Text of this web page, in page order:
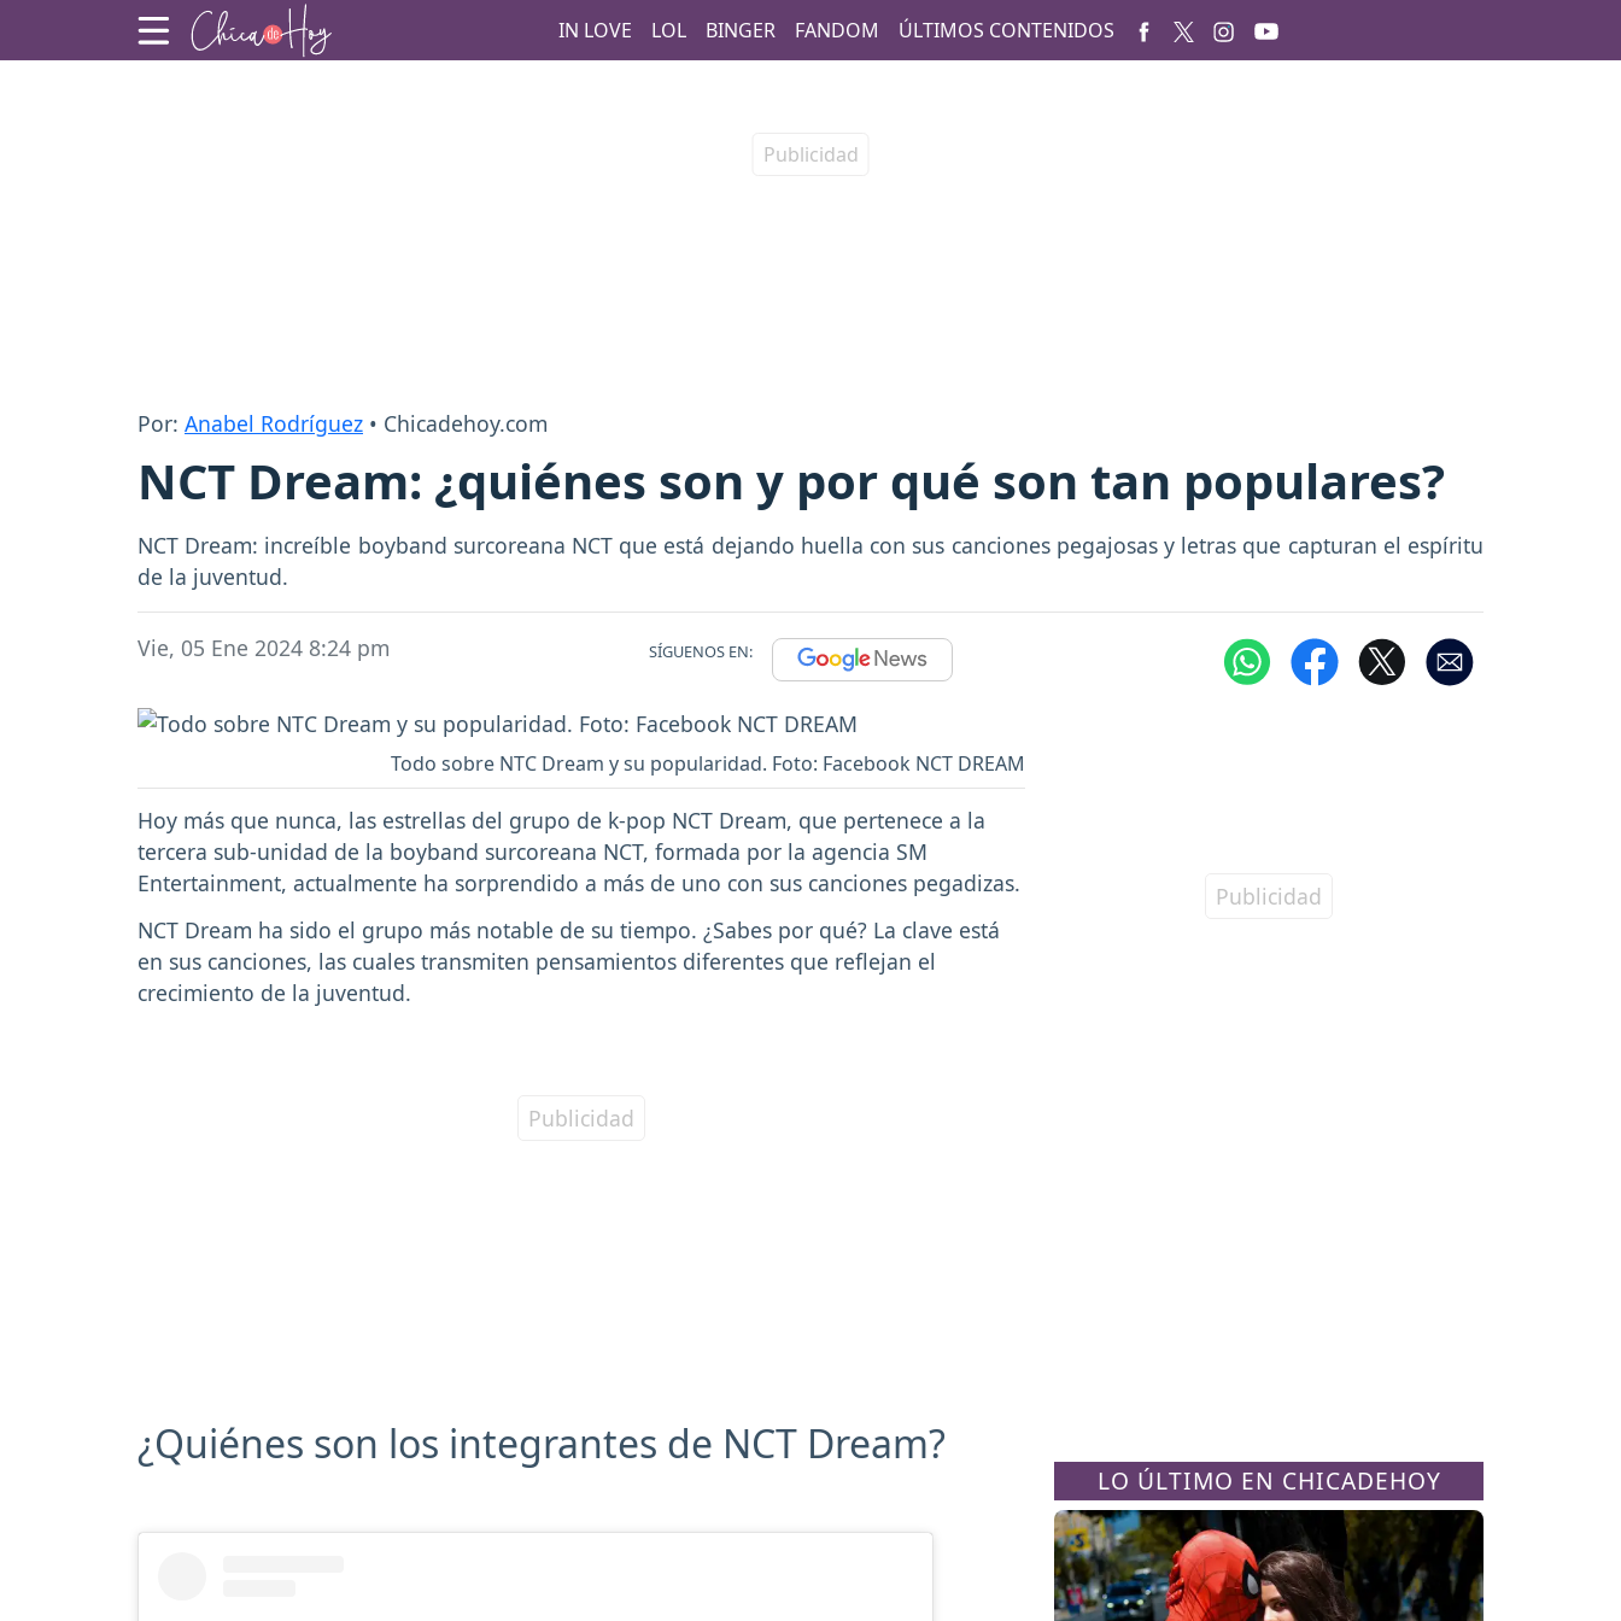
IN LOVE LOL BINGER FANDOM ÚLTIMOS CONTENIDOS
Por: Anabel Rodríguez • Chicadehoy.com
NCT Dream: ¿quiénes son y por qué son tan populares?
NCT Dream: increíble boyband surcoreana NCT que está dejando huella con sus canciones pegajosas y letras que capturan el espíritu
de la juventud.
Vie, 05 Ene 2024 8:24 pm SÍGUENOS EN:
Todo sobre NTC Dream y su popularidad. Foto: Facebook NCT DREAM
Hoy más que nunca, las estrellas del grupo de k-pop NCT Dream, que pertenece a la
tercera sub-unidad de la boyband surcoreana NCT, formada por la agencia SM
Entertainment, actualmente ha sorprendido a más de uno con sus canciones pegadizas.
NCT Dream ha sido el grupo más notable de su tiempo. ¿Sabes por qué? La clave está
en sus canciones, las cuales transmiten pensamientos diferentes que reflejan el
crecimiento de la juventud.
¿Quiénes son los integrantes de NCT Dream?
LO ÚLTIMO EN CHICADEHOY